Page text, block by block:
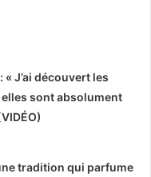
J’ai découvert les
sont absolument
tradition qui parfume